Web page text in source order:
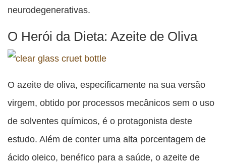
neurodegenerativas.
O Herói da Dieta: Azeite de Oliva
O azeite de oliva, especificamente na sua versão
virgem, obtido por processos mecânicos sem o uso
de solventes químicos, é o protagonista deste
estudo. Além de conter uma alta porcentagem de
ácido oleico, benéfico para a saúde, o azeite de